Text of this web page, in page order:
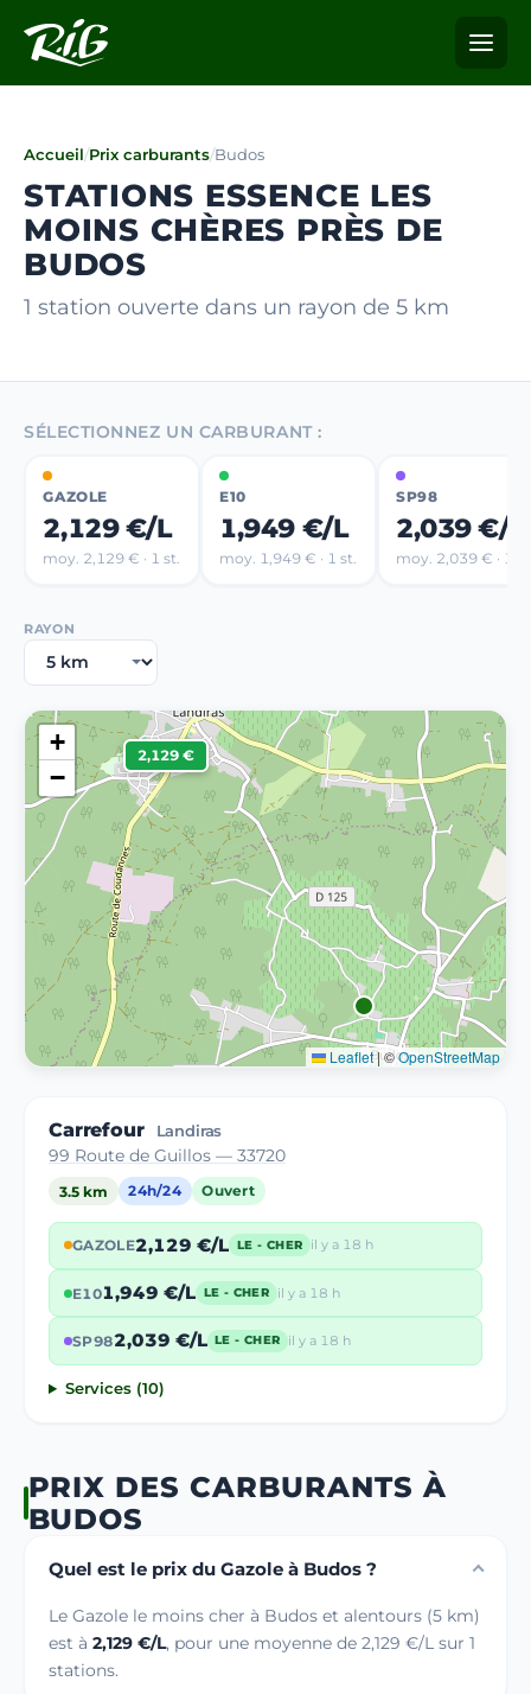
Accueil/Prix carburants/Budos
STATIONS ESSENCE LES
MOINS CHÈRES PRÈS DE
BUDOS
1 station ouverte dans un rayon de 5 km
SÉLECTIONNEZ UN CARBURANT :
GAZOLE
2,129 €/L
moy. 2,129 € · 1 st.
E10
1,949 €/L
moy. 1,949 € · 1 st.
SP98
2,039 €/L
moy. 2,039 € · 1
RAYON
2,129 €
+
−
Leaflet|©OpenStreetMap
Carrefour Landiras
99 Route de Guillos — 33720
3.5 km 24h/24 Ouvert
GAZOLE2,129 €/L LE - CHER il y a 18 h
E101,949 €/L LE - CHER il y a 18 h
SP982,039 €/L LE - CHER il y a 18 h
Services (10)
PRIX DES CARBURANTS À
BUDOS
Quel est le prix du Gazole à Budos ?
Le Gazole le moins cher à Budos et alentours (5 km)
est à 2,129 €/L, pour une moyenne de 2,129 €/L sur 1
stations.